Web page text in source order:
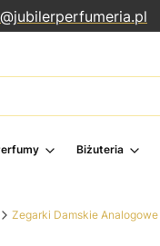
Biżuteria
Zegarki Damskie Analogowe